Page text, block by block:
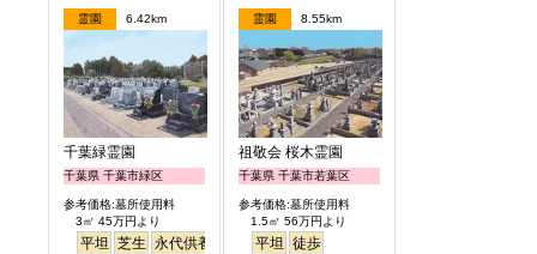
霊園 6.42km
千葉緑霊園
千葉県 千葉市緑区
参考価格:墓所使用料
3㎡ 45万円より
平坦 芝生 永代供養
霊園 8.55km
祖敬会 桜木霊園
千葉県 千葉市若葉区
参考価格:墓所使用料
1.5㎡ 56万円より
平坦 徒歩